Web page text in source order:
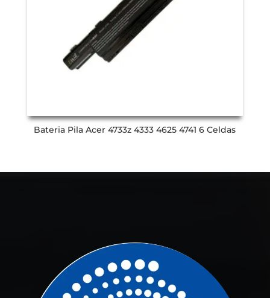
Bateria Pila Acer 4733z 4333 4625 4741 6 Celdas